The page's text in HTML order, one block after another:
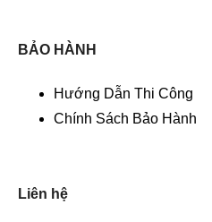
BẢO HÀNH
Hướng Dẫn Thi Công
Chính Sách Bảo Hành
Liên hệ